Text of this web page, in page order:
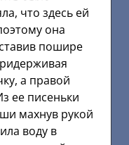
что здесь ей
она
пошире
а правой
ее писеньки
махнув рукой
воду в